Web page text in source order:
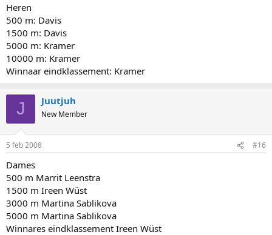
Heren
500 m: Davis
1500 m: Davis
5000 m: Kramer
10000 m: Kramer
Winnaar eindklassement: Kramer
J Juutjuh
New Member
5 feb 2008 #16
Dames
500 m Marrit Leenstra
1500 m Ireen Wüst
3000 m Martina Sablikova
5000 m Martina Sablikova
Winnares eindklassement Ireen Wüst